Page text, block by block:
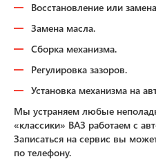
Восстановление или
Замена масла.
Сборка механизма.
Регулировка зазоров.
Установка механизма на
Мы устраняем любые
«классики» ВАЗ работаем с
Записаться на сервис вы
по телефону.